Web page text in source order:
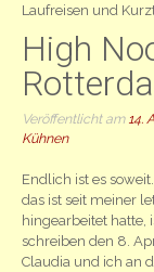
Laufreisen und
High
Veröffentlicht am 14.
Kühnen
Endlich ist es
das ist seit meiner
hingearbeitet hatte,
schreiben den 8.
Claudia und ich an